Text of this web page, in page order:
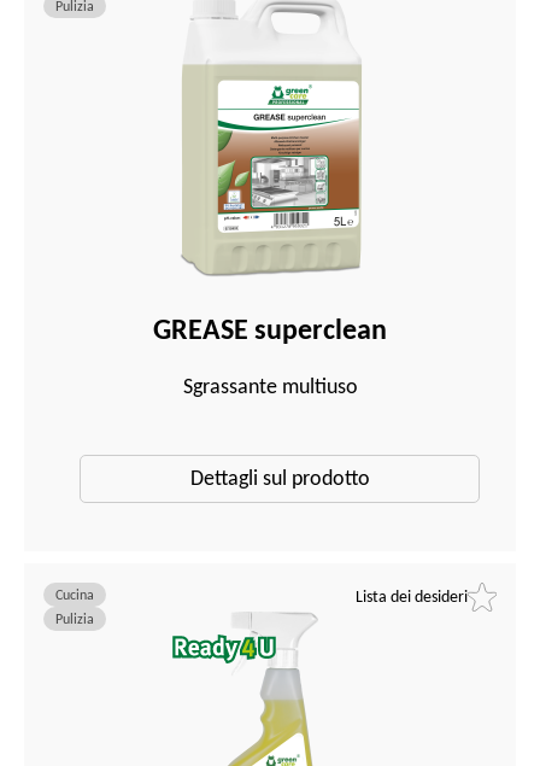
GREASE superclean
Sgrassante multiuso
Pulizia
Dettagli sul prodotto
Lista dei desideri
Cucina
Pulizia